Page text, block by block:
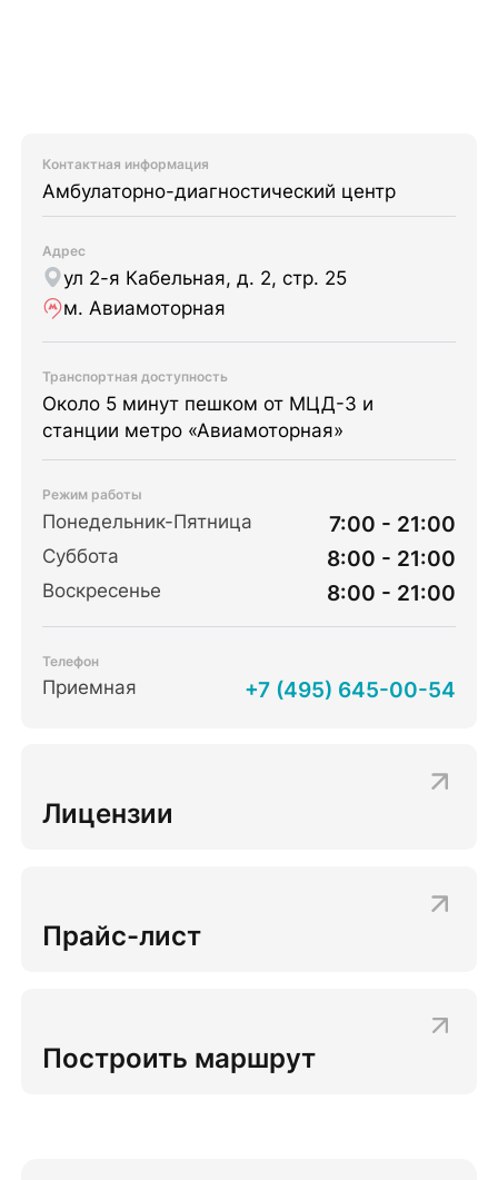
Контактная информация
Амбулаторно-диагностический центр
Адрес
ул 2-я Кабельная, д. 2, стр. 25
м. Авиамоторная
Транспортная доступность
Около 5 минут пешком от МЦД-3 и
станции метро «Авиамоторная»
Режим работы
Понедельник-Пятница 7:00 - 21:00
Суббота 8:00 - 21:00
Воскресенье 8:00 - 21:00
Телефон
Приемная +7 (495) 645-00-54
Лицензии
Прайс-лист
Построить маршрут